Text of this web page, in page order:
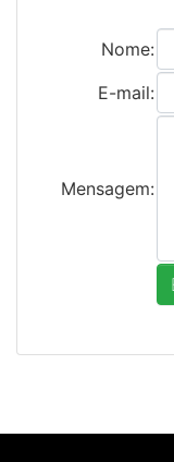
Nome:
E-mail:
Mensagem: